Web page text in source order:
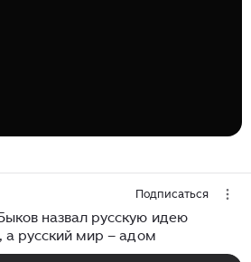
Подписаться
назвал русскую идею
а русский мир – адом